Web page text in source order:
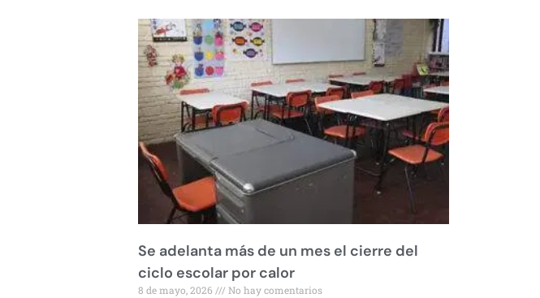
Se adelanta más de un mes el cierre del
ciclo escolar por calor
8 de mayo, 2026 No hay comentarios